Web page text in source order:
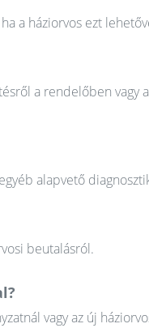
a háziorvos ezt
a rendelőben vagy
alapvető
beutalásról.
vagy az új